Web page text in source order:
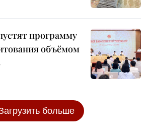
программу
объёмом
больше